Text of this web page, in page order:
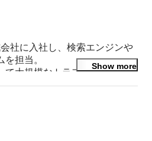
社に入社し、検索エンジンや
担当。
て大規模なトラフィックを扱う
までを経験。
に正社員として入社。
ーを担当しつつ、自らもアプリ
Show more